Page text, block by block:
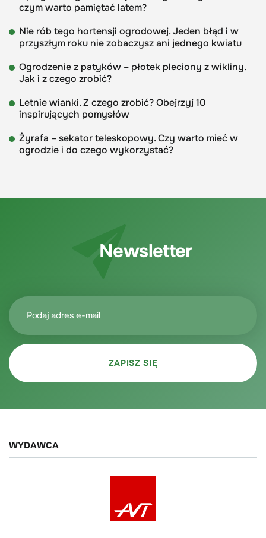
czym warto pamiętać latem?
Nie rób tego hortensji ogrodowej. Jeden błąd i w
przyszłym roku nie zobaczysz ani jednego kwiatu
Ogrodzenie z patyków – płotek pleciony z wikliny.
Jak i z czego zrobić?
Letnie wianki. Z czego zrobić? Obejrzyj 10
inspirujących pomysłów
Żyrafa – sekator teleskopowy. Czy warto mieć w
ogrodzie i do czego wykorzystać?
Newsletter
WYDAWCA